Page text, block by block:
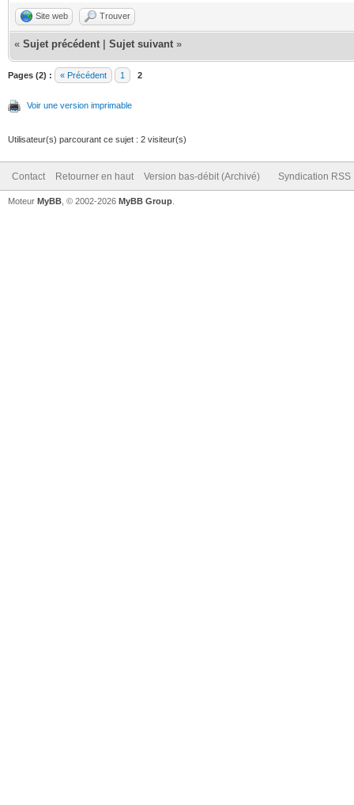
Site web Trouver
« Sujet précédent Sujet suivant »
Pages (2) : « Précédent 1 2
Voir une version imprimable
Utilisateur(s) parcourant ce sujet : 2 visiteur(s)
Contact Retourner en haut Version bas-débit (Archivé) Syndication RSS
Moteur MyBB , © 2002-2026 MyBB Group